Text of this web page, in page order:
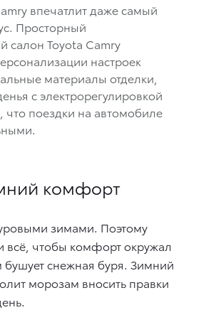
впечатлит даже самый
Просторный
салон Toyota Camry
настроек
материалы отделки,
с электрорегулировкой
что поездки на автомобиле
комфорт
зимами. Поэтому
всё, чтобы комфорт окружал
бушует снежная буря. Зимний
морозам вносить правки